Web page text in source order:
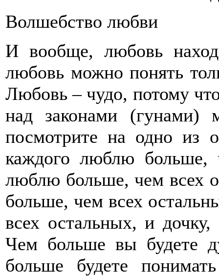
Волшебство любви
И вообще, любовь
любовь можно понять
Любовь – чудо, потому
над законами (гунами)
посмотрите на одно из
каждого люблю
люблю больше, чем всех
больше, чем всех
всех остальных, и
Чем больше вы будете
больше будете